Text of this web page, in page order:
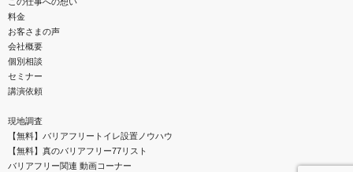
料金
お客さまの声
会社概要
個別相談
セミナー
講演依頼
現地調査
【無料】バリアフリートイレ設置ノウハウ
【無料】真のバリアフリー77リスト
バリアフリー関連 動画コーナー